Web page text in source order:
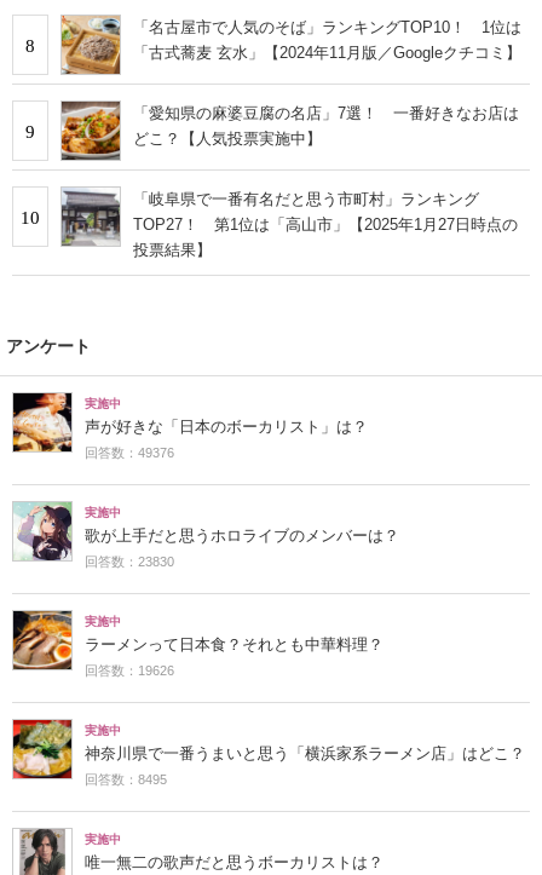
8
「名古屋市で人気のそば」ランキングTOP10！ 1位は
「古式蕎麦 玄水」【2024年11月版／Googleクチコミ】
9
「愛知県の麻婆豆腐の名店」7選！ 一番好きなお店は
どこ？【人気投票実施中】
10
「岐阜県で一番有名だと思う市町村」ランキング
TOP27！ 第1位は「高山市」【2025年1月27日時点の
投票結果】
アンケート
実施中
声が好きな「日本のボーカリスト」は？
回答数：49376
実施中
歌が上手だと思うホロライブのメンバーは？
回答数：23830
実施中
ラーメンって日本食？それとも中華料理？
回答数：19626
実施中
神奈川県で一番うまいと思う「横浜家系ラーメン店」はどこ？
回答数：8495
実施中
唯一無二の歌声だと思うボーカリストは？